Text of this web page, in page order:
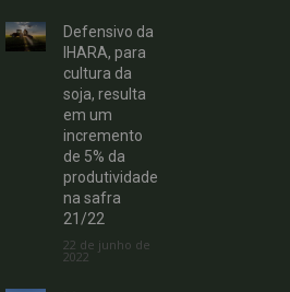
Defensivo da
IHARA, para
cultura da
soja, resulta
em um
incremento
de 5% da
produtividade
na safra
21/22
22 de junho de
2022